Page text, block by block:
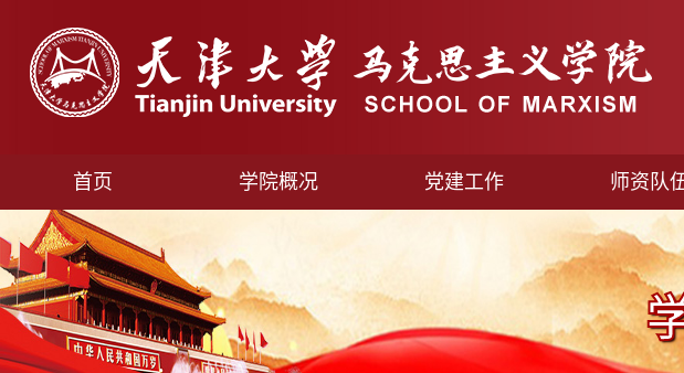
首页 学院概况 党建工作 师资队